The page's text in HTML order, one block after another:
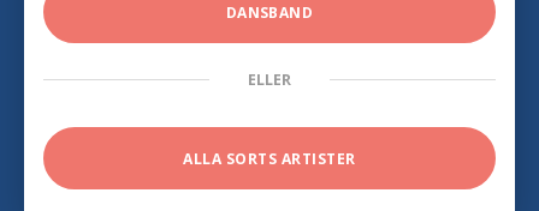
DANSBAND
ELLER
ALLA SORTS ARTISTER